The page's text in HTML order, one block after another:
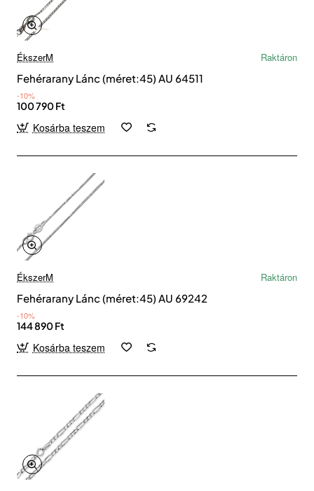
ÉkszerM
Raktáron
Fehérarany Lánc (méret:45) AU 64511
-10%
100 790 Ft
Kosárba teszem
ÉkszerM
Raktáron
Fehérarany Lánc (méret:45) AU 69242
-10%
144 890 Ft
Kosárba teszem